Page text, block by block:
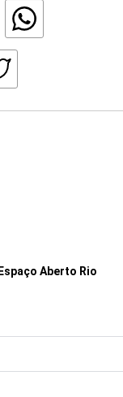
Aberto Rio